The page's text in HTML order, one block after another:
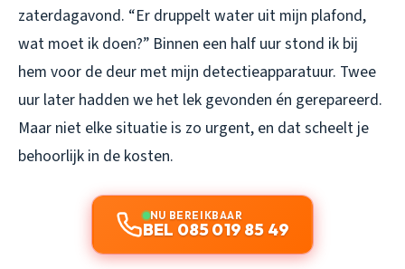
zaterdagavond. “Er druppelt water uit mijn plafond,
wat moet ik doen?” Binnen een half uur stond ik bij
hem voor de deur met mijn detectieapparatuur. Twee
uur later hadden we het lek gevonden én gerepareerd.
Maar niet elke situatie is zo urgent, en dat scheelt je
behoorlijk in de kosten.
NU BEREIKBAAR
BEL 085 019 85 49